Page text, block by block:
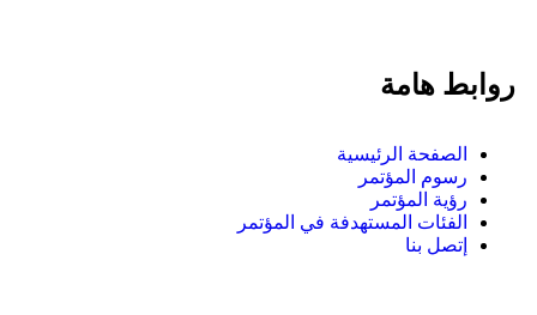
روابط هامة
الصفحة الرئيسية
رسوم المؤتمر
رؤية المؤتمر
الفئات المستهدفة في المؤتمر
إتصل بنا